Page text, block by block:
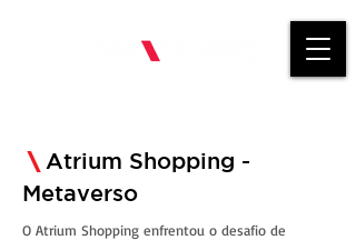
\ Atrium Shopping -
Metaverso
O Atrium Shopping enfrentou o desafio de